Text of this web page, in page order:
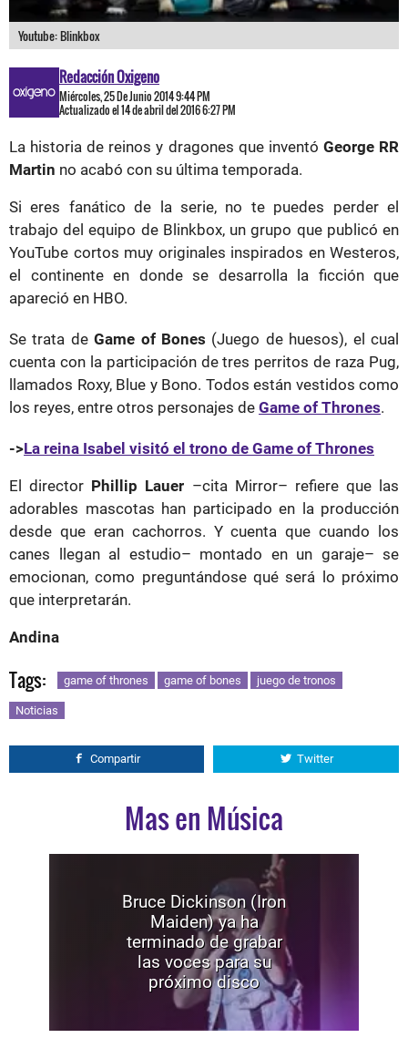
Youtube: Blinkbox
Redacción Oxigeno
Miércoles, 25 De Junio 2014 9:44 PM
Actualizado el 14 de abril del 2016 6:27 PM
La historia de reinos y dragones que inventó George RR
Martin no acabó con su última temporada.
Si eres fanático de la serie, no te puedes perder el
trabajo del equipo de Blinkbox, un grupo que publicó en
YouTube cortos muy originales inspirados en Westeros,
el continente en donde se desarrolla la ficción que
apareció en HBO.
Se trata deGame of Bones (Juego de huesos), el cual
cuenta con la participación de tres perritos de raza Pug,
llamados Roxy, Blue y Bono. Todos están vestidos como
los reyes, entre otros personajes de Game of Thrones.
->La reina Isabel visitó el trono de Game of Thrones
El director Phillip Lauer –cita Mirror– refiere que las
adorables mascotas han participado en la producción
desde que eran cachorros. Y cuenta que cuando los
canes llegan al estudio– montado en un garaje– se
emocionan, como preguntándose qué será lo próximo
que interpretarán.
Andina
Tags: game of thrones game of bones juego de tronos
Noticias
Compartir Twitter
Mas en Música
Bruce Dickinson (Iron
Maiden) ya ha
terminado de grabar
las voces para su
próximo disco